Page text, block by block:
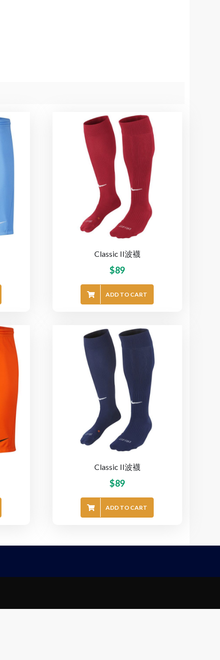
Classic II波襪
$89
ADD TO CART
Classic II波襪
$89
ADD TO CART